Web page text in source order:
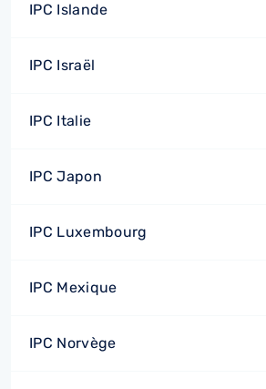
IPC Islande
IPC Israël
IPC Italie
IPC Japon
IPC Luxembourg
IPC Mexique
IPC Norvège